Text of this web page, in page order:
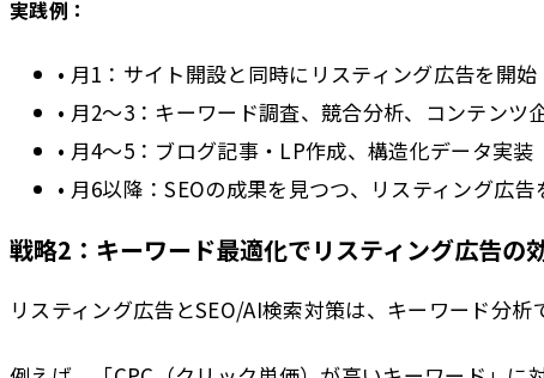
実践例：
• 月1：サイト開設と同時にリスティング広告を開始
• 月2〜3：キーワード調査、競合分析、コンテンツ
• 月4〜5：ブログ記事・LP作成、構造化データ実装
• 月6以降：SEOの成果を見つつ、リスティング広
戦略2：キーワード最適化でリスティング広告の
リスティング広告とSEO/AI検索対策は、キーワード分